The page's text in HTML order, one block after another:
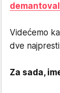
Videćemo
dve
Za sada,